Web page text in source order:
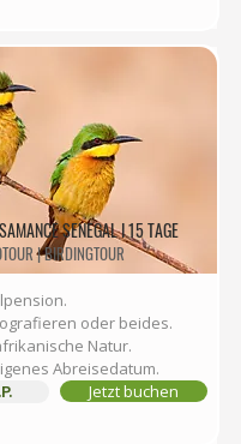
SENEGAL I 15 TAGE
| BIRDINGTOUR
oder beides.
Natur.
Abreisedatum.
Jetzt buchen